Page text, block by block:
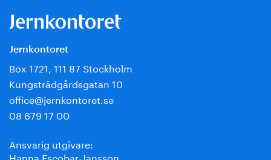
Jernkontoret
Box 1721, 111 87 Stockholm
Kungsträdgårdsgatan 10
office@jernkontoret.se
08 679 17 00
Ansvarig utgivare:
Hanna Escobar-Jansson